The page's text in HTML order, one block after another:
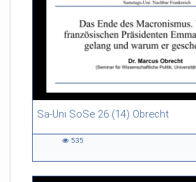
Sa-Uni SoSe 26 (14) Obrecht
46:53 duration
535